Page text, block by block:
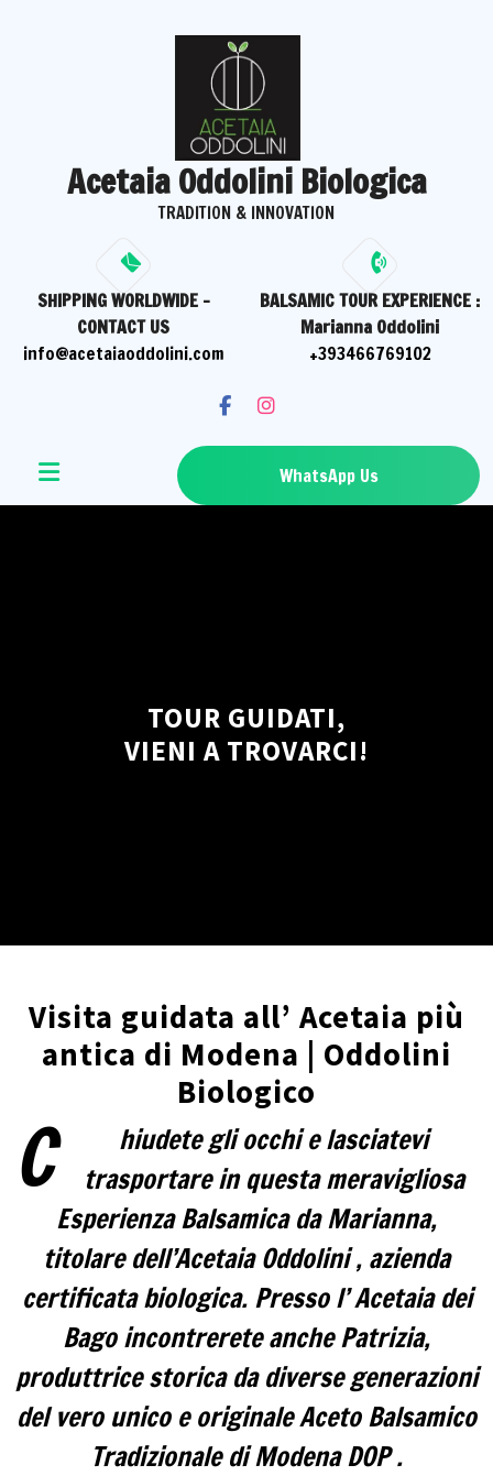
Acetaia Oddolini Biologica
TRADITION & INNOVATION
SHIPPING WORLDWIDE -
CONTACT US
info@acetaiaoddolini.com
BALSAMIC TOUR EXPERIENCE :
Marianna Oddolini
+393466769102
WhatsApp Us
TOUR GUIDATI,
VIENI A TROVARCI!
Visita guidata all’ Acetaia più
antica di Modena | Oddolini
Biologico
C
hiudete gli occhi e lasciatevi
trasportare in questa meravigliosa
Esperienza Balsamica da Marianna,
titolare dell’Acetaia Oddolini , azienda
certificata biologica. Presso l’ Acetaia dei
Bago incontrerete anche Patrizia,
produttrice storica da diverse generazioni
del vero unico e originale Aceto Balsamico
Tradizionale di Modena DOP .